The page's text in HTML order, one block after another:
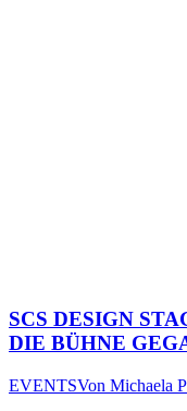
SCS DESIGN
DIE BÜHNE
EVENTSVon Michaela